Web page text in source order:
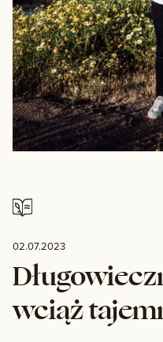
02.07.2023
wciąż